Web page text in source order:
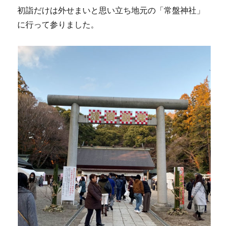
初詣だけは外せまいと思い立ち地元の「常盤神社」
に行って参りました。